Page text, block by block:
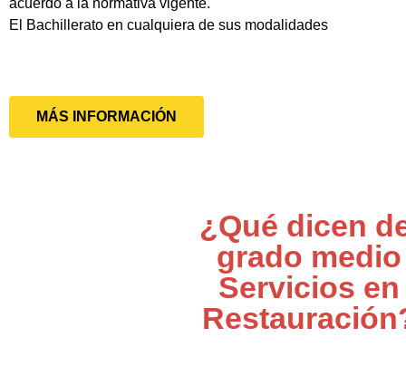
acuerdo a la normativa vigente.
El Bachillerato en cualquiera de sus modalidades
MÁS INFORMACIÓN
¿Qué dicen
grado medio
Servicios en